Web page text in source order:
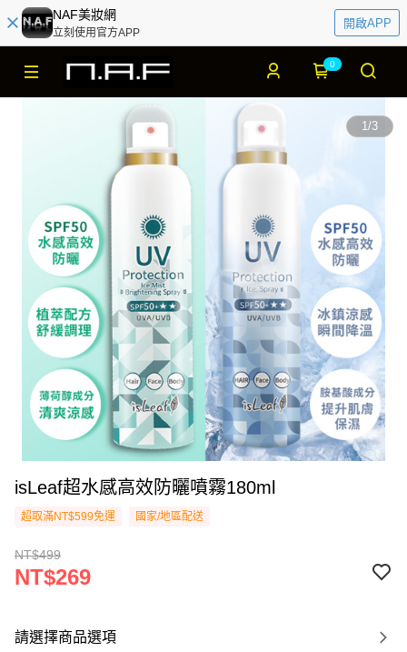
NAF美妝網
立刻使用官方APP
開啟APP
0
1/3
isLeaf超水感高效防曬噴霧180ml
超取滿NT$599免運 國家/地區配送
NT$499
NT$269
請選擇商品選項